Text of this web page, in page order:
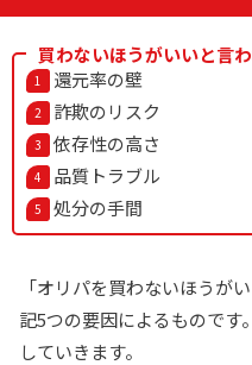
買わないほうがいいと言
還元率の壁
詐欺のリスク
依存性の高さ
品質トラブル
処分の手間
「オリパを買わないほうが
記5つの要因によるものです
していきます。